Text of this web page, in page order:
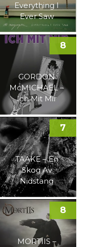
Everything I
Ever Saw
GORDON
McMICHAEL –
Ich Mit Mir
8
TAAKE – En
Skog Av
Nidstang
7
MORTIIS –
8